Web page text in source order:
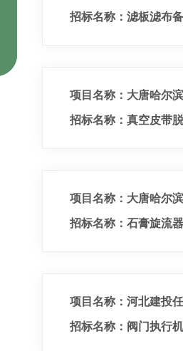
招标名称：滤板滤布
项目名称：大唐哈尔
招标名称：真空皮带
项目名称：大唐哈尔
招标名称：石膏旋流
项目名称：河北建投
招标名称：阀门执行